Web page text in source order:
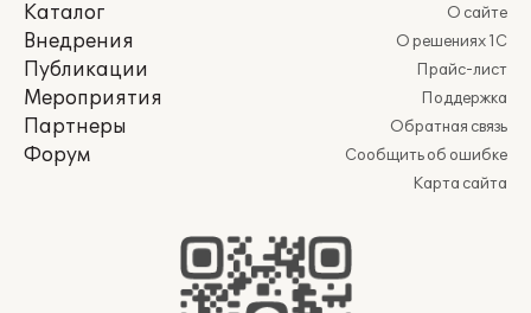
Каталог
Внедрения
Публикации
Мероприятия
Партнеры
Форум
О сайте
О решениях 1С
Прайс-лист
Поддержка
Обратная связь
Сообщить об ошибке
Карта сайта